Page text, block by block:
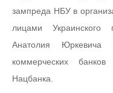
зампреда НБУ в
лицами Украинского
Анатолия
коммерческих
Нацбанка.